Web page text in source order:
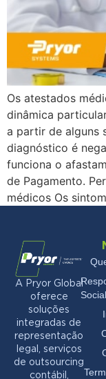
Os atestados
dinâmica
a partir de alguns
diagnóstico é
funciona o
de Pagamento.
médicos Os
A Pryor Global
oferece
soluções
integradas de
representação
legal, serviços
de outsourcing
contábil,
Social